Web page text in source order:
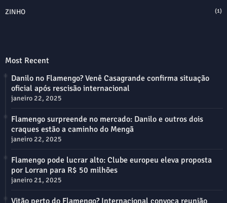
ZINHO (1)
Most Recent
Danilo no Flamengo? Venê Casagrande confirma situação
oficial após rescisão internacional
janeiro 22, 2025
Flamengo surpreende no mercado: Danilo e outros dois
craques estão a caminho do Mengã
janeiro 22, 2025
Flamengo pode lucrar alto: Clube europeu eleva proposta
por Lorran para R$ 50 milhões
janeiro 21, 2025
Vitão perto do Flamengo? Internacional convoca reunião